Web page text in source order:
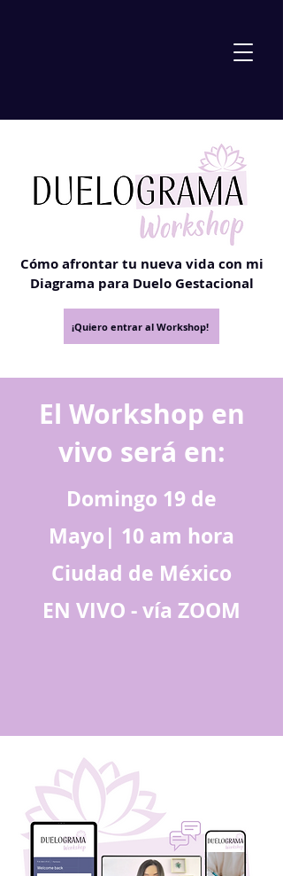
Cómo afrontar tu nueva vida con mi
Diagrama para Duelo Gestacional
¡Quiero entrar al Workshop!
El Workshop en
vivo será en:
Domingo 19 de
Mayo| 10 am hora
Ciudad de México
EN VIVO - vía ZOOM